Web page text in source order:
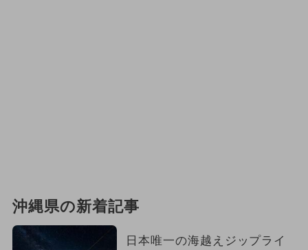
沖縄県の新着記事
日本唯一の海越えジップライ